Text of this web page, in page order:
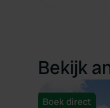
Bekijk
Boek direct